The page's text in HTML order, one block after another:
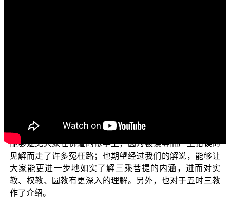
家都对整体的佛法有深入的理解；也希望这些判教的法
义，能够帮助大家有能力分辨出什么才是真实的佛法；也
能够避免大家在佛道的修学上，因为被误导而产生错误的
见解而走了许多冤枉路；也期望经过我们的解说，能够让
大家能更进一步地如实了解三乘菩提的内涵，进而对实
教、权教、圆教有更深入的理解。另外，也对于五时三教
作了介绍。